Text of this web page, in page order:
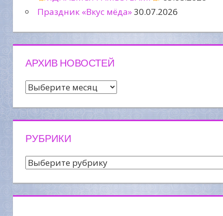
Праздник «Вкус мёда»30.07.2026
АРХИВ НОВОСТЕЙ
Архив
РУБРИКИ
Рубрики